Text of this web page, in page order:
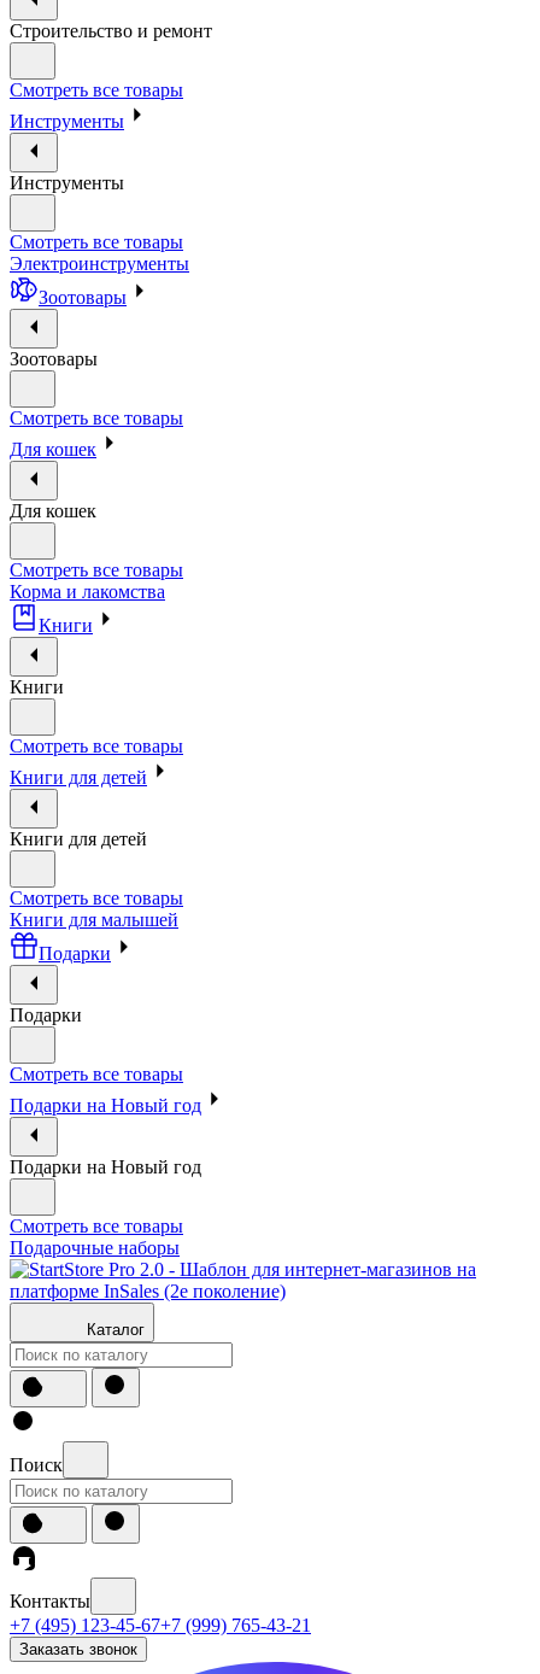
Строительство и ремонт
Смотреть все товары
Инструменты
Инструменты
Смотреть все товары
Электроинструменты
Зоотовары
Зоотовары
Смотреть все товары
Для кошек
Для кошек
Смотреть все товары
Корма и лакомства
Книги
Книги
Смотреть все товары
Книги для детей
Книги для детей
Смотреть все товары
Книги для малышей
Подарки
Подарки
Смотреть все товары
Подарки на Новый год
Подарки на Новый год
Смотреть все товары
Подарочные наборы
Каталог
Поиск
Контакты
+7 (495) 123-45-67+7 (999) 765-43-21
Заказать звонок